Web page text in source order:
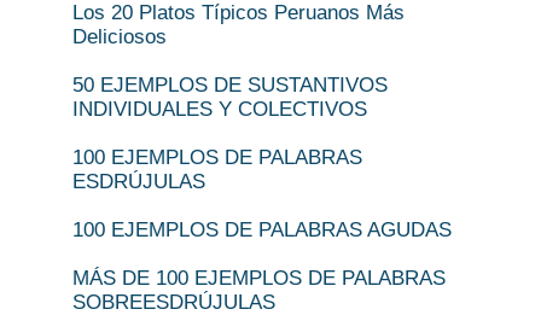
Los 20 Platos Típicos Peruanos Más
Deliciosos
50 EJEMPLOS DE SUSTANTIVOS
INDIVIDUALES Y COLECTIVOS
100 EJEMPLOS DE PALABRAS
ESDRÚJULAS
100 EJEMPLOS DE PALABRAS AGUDAS
MÁS DE 100 EJEMPLOS DE PALABRAS
SOBREESDRÚJULAS